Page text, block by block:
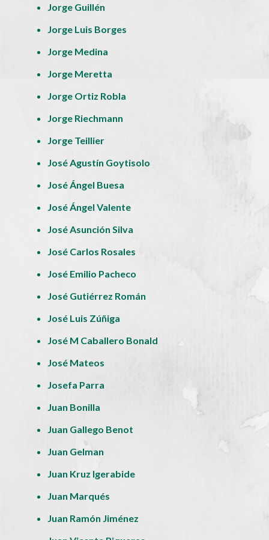
Jorge Guillén
Jorge Luis Borges
Jorge Medina
Jorge Meretta
Jorge Ortiz Robla
Jorge Riechmann
Jorge Teillier
José Agustín Goytisolo
José Ángel Buesa
José Ángel Valente
José Asunción Silva
José Carlos Rosales
José Emilio Pacheco
José Gutiérrez Román
José Luis Zúñiga
José M Caballero Bonald
José Mateos
Josefa Parra
Juan Bonilla
Juan Gallego Benot
Juan Gelman
Juan Kruz Igerabide
Juan Marqués
Juan Ramón Jiménez